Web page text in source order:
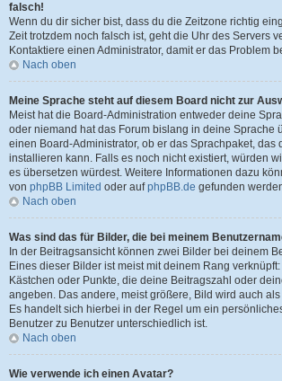
falsch!
Wenn du dir sicher bist, dass du die Zeitzone richtig
Zeit trotzdem noch falsch ist, geht die Uhr des Servers
Kontaktiere einen Administrator, damit er das Problem
Nach oben
Meine Sprache steht auf diesem Board nicht zur
Meist hat die Board-Administration entweder deine
oder niemand hat das Forum bislang in deine Sprache
einen Board-Administrator, ob er das Sprachpaket, das
installieren kann. Falls es noch nicht existiert, würden
es übersetzen würdest. Weitere Informationen dazu
von phpBB Limited oder aufphpBB.de gefunden
Nach oben
Was sind das für Bilder, die bei meinem
In der Beitragsansicht können zwei Bilder bei deinem
Eines dieser Bilder ist meist mit deinem Rang
Kästchen oder Punkte, die deine Beitragszahl oder
angeben. Das andere, meist größere, Bild wird auch als
Es handelt sich hierbei in der Regel um ein
Benutzer zu Benutzer unterschiedlich ist.
Nach oben
Wie verwende ich einen Avatar?